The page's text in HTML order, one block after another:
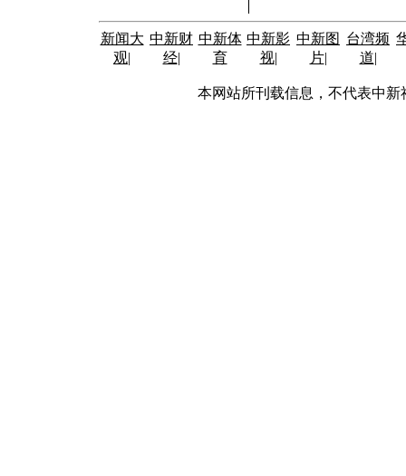
新闻大
观|
中新财
经|
中新体
育
中新影
视|
中新图
片|
台湾频
道|
本网站所刊载信息，不代表中